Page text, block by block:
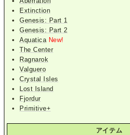
Extinction
Genesis: Part 1
Genesis: Part 2
Aquatica New!
The Center
Ragnarok
Valguero
Crystal Isles
Lost Island
Fjordur
Primitive+
アイテム